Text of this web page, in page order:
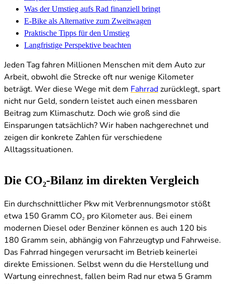
Was der Umstieg aufs Rad finanziell bringt
E-Bike als Alternative zum Zweitwagen
Praktische Tipps für den Umstieg
Langfristige Perspektive beachten
Jeden Tag fahren Millionen Menschen mit dem Auto zur
Arbeit, obwohl die Strecke oft nur wenige Kilometer
beträgt. Wer diese Wege mit dem Fahrrad zurücklegt, spart
nicht nur Geld, sondern leistet auch einen messbaren
Beitrag zum Klimaschutz. Doch wie groß sind die
Einsparungen tatsächlich? Wir haben nachgerechnet und
zeigen dir konkrete Zahlen für verschiedene
Alltagssituationen.
Die CO₂-Bilanz im direkten Vergleich
Ein durchschnittlicher Pkw mit Verbrennungsmotor stößt
etwa 150 Gramm CO₂ pro Kilometer aus. Bei einem
modernen Diesel oder Benziner können es auch 120 bis
180 Gramm sein, abhängig von Fahrzeugtyp und Fahrweise.
Das Fahrrad hingegen verursacht im Betrieb keinerlei
direkte Emissionen. Selbst wenn du die Herstellung und
Wartung einrechnest, fallen beim Rad nur etwa 5 Gramm